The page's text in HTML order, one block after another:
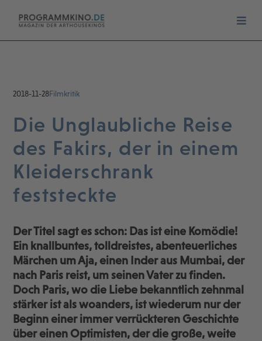
2018-11-28Filmkritik
Die Unglaubliche Reise
des Fakirs, der in einem
Kleiderschrank
feststeckte
Der Titel sagt es schon: Das ist eine Komödie!
Ein knallbuntes, tolldreistes, abenteuerliches
Märchen um Aja, einen Inder aus Mumbai, der
nach Paris reist, um seinen Vater zu finden.
Doch Paris, wo die Liebe bekanntlich zehnmal
stärker ist als woanders, ist wiederum nur der
Beginn einer immer verrückteren Geschichte
über einen Optimisten, der die große, weite